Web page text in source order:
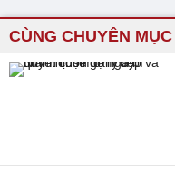
CÙNG CHUYÊN MỤC